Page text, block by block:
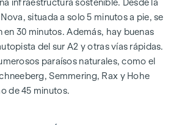
auténtica en el salón y los dormitorios
en los baños
DESTACADAS
infraestructura sostenible. Desde la
situada a solo 5 minutos a pie, se
en 30 minutos. Además, hay buenas
del sur A2 y otras vías rápidas.
paraísos naturales, como el
Semmering, Rax y Hohe
de 45 minutos.